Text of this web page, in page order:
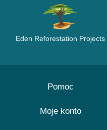
Eden Reforestation Projects
Pomoc
Moje konto